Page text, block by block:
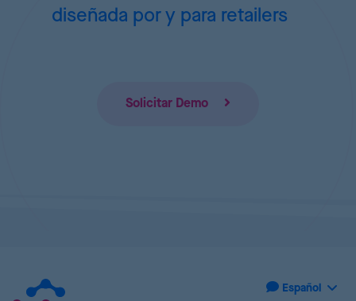
diseñada por y para retailers
Solicitar Demo